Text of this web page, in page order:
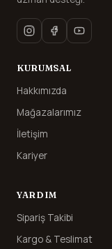
KURUMSAL
Hakkımızda
Mağazalarımız
İletişim
Kariyer
YARDIM
Sipariş Takibi
Kargo & Teslimat